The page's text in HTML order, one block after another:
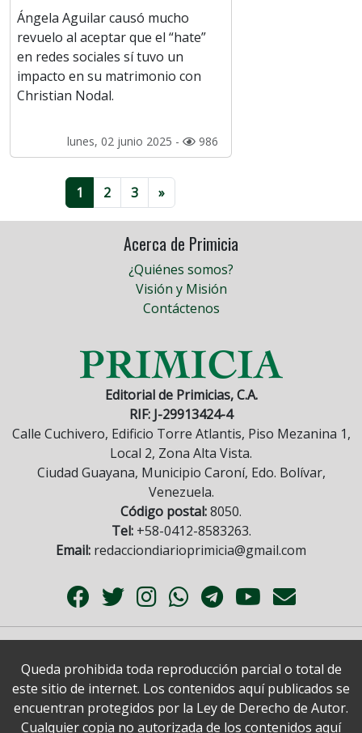
Ángela Aguilar causó mucho
revuelo al aceptar que el “hate”
en redes sociales sí tuvo un
impacto en su matrimonio con
Christian Nodal.
lunes, 02 junio 2025 - 986
1 2 3 »
Acerca de Primicia
¿Quiénes somos?
Visión y Misión
Contáctenos
Editorial de Primicias, C.A.
RIF: J-29913424-4
Calle Cuchivero, Edificio Torre Atlantis, Piso Mezanina 1,
Local 2, Zona Alta Vista.
Ciudad Guayana, Municipio Caroní, Edo. Bolívar,
Venezuela.
Código postal:8050.
Tel:+58-0412-8583263.
Email: redacciondiarioprimicia@gmail.com
Queda prohibida toda reproducción parcial o total de
este sitio de internet. Los contenidos aquí publicados se
encuentran protegidos por la Ley de Derecho de Autor.
Cualquier copia no autorizada de los contenidos aquí